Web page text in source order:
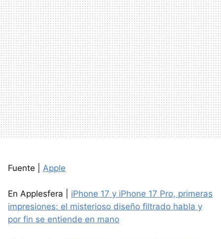
Fuente | Apple
En Applesfera | iPhone 17 y iPhone 17 Pro, primeras
impresiones: el misterioso diseño filtrado habla y
por fin se entiende en mano